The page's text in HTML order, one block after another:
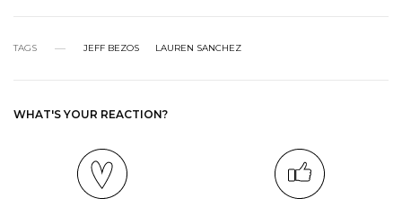
TAGS JEFF BEZOS LAUREN SANCHEZ
WHAT'S YOUR REACTION?